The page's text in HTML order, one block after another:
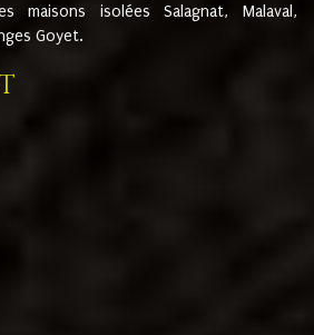
maisons isolées Salagnat, Malaval,
Goyet.